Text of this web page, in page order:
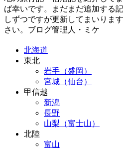
ば幸いです。まだまだ追加する
しずつですが更新してまいりま
さい。ブログ管理人・ミケ
北海道
東北
岩手（盛岡）
宮城（仙台）
甲信越
新潟
長野
山梨（富士山）
北陸
富山